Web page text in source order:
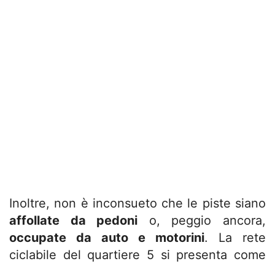
Inoltre, non è inconsueto che le piste siano
affollate da pedoni o, peggio ancora,
occupate da auto e motorini. La rete
ciclabile del quartiere 5 si presenta come